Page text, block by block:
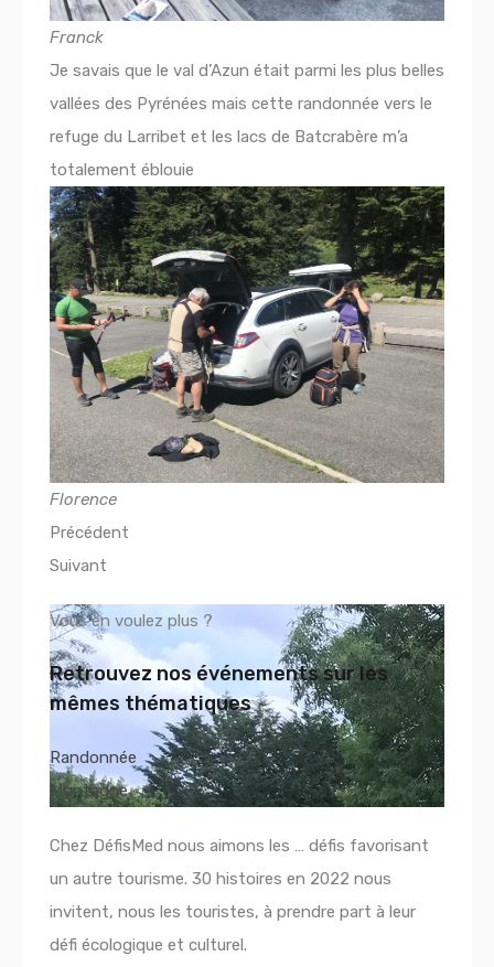
Franck
Je savais que le val d’Azun était parmi les plus belles
vallées des Pyrénées mais cette randonnée vers le
refuge du Larribet et les lacs de Batcrabère m’a
totalement éblouie
Florence
Précédent
Suivant
Vous en voulez plus ?
Retrouvez nos événements sur les
mêmes thématiques
Randonnée
Montagne
Chez DéfisMed nous aimons les … défis favorisant
un autre tourisme. 30 histoires en 2022 nous
invitent, nous les touristes, à prendre part à leur
défi écologique et culturel.